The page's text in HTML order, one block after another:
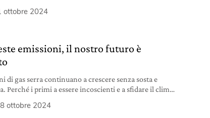
ottobre 2024
emissioni, il nostro futuro è
di gas serra continuano a crescere senza sosta e
Perché i primi a essere incoscienti e a sfidare il clima
ottobre 2024